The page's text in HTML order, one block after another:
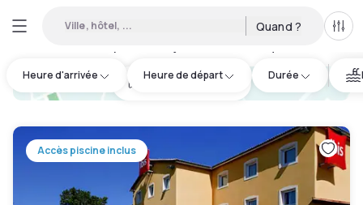
Ville, hôtel, ... Quand ?
Heure d'arrivée Heure de départ Durée
hotel.cta.view_map
Accès piscine inclus